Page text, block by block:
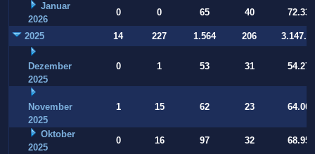
Januar
2026
0 0 65 40 72.332
2025 14 227 1.564 206
Dezember
2025
0 1 53 31 54.274
November
2025
1 15 62 23 64.001
Oktober
2025
0 16 97 32 68.956